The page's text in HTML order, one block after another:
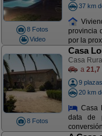
8 Fotos
Video
37 km
provincia
por la
8 Fotos
Casa
Casa
a 21,7
9 plazas
20 km
Casa
data de